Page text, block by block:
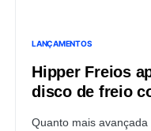
LANÇAMENTOS
Hipper Freios
disco de freio
Quanto mais